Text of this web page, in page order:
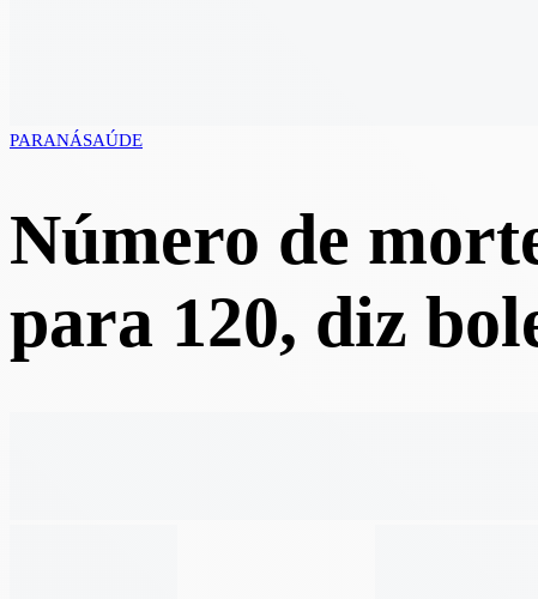
PARANÁSAÚDE
Número de
para 120, diz